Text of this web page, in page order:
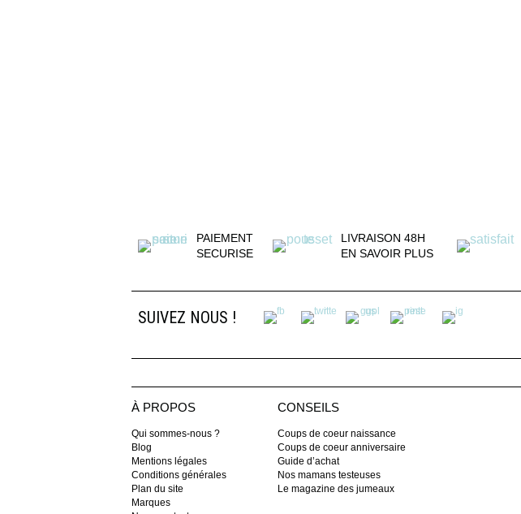
PAIEMENT
SECURISE
LIVRAISON 48H
EN SAVOIR PLUS
SUIVEZ NOUS !
À PROPOS
Qui sommes-nous ?
Blog
Mentions légales
Conditions générales
Plan du site
Marques
CONSEILS
Coups de coeur naissance
Coups de coeur anniversaire
Guide d’achat
Nos mamans testeuses
Le magazine des jumeaux